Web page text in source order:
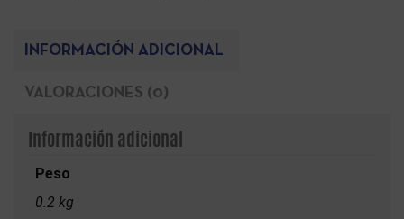
INFORMACIÓN ADICIONAL
VALORACIONES (0)
Información adicional
Peso
0.2 kg